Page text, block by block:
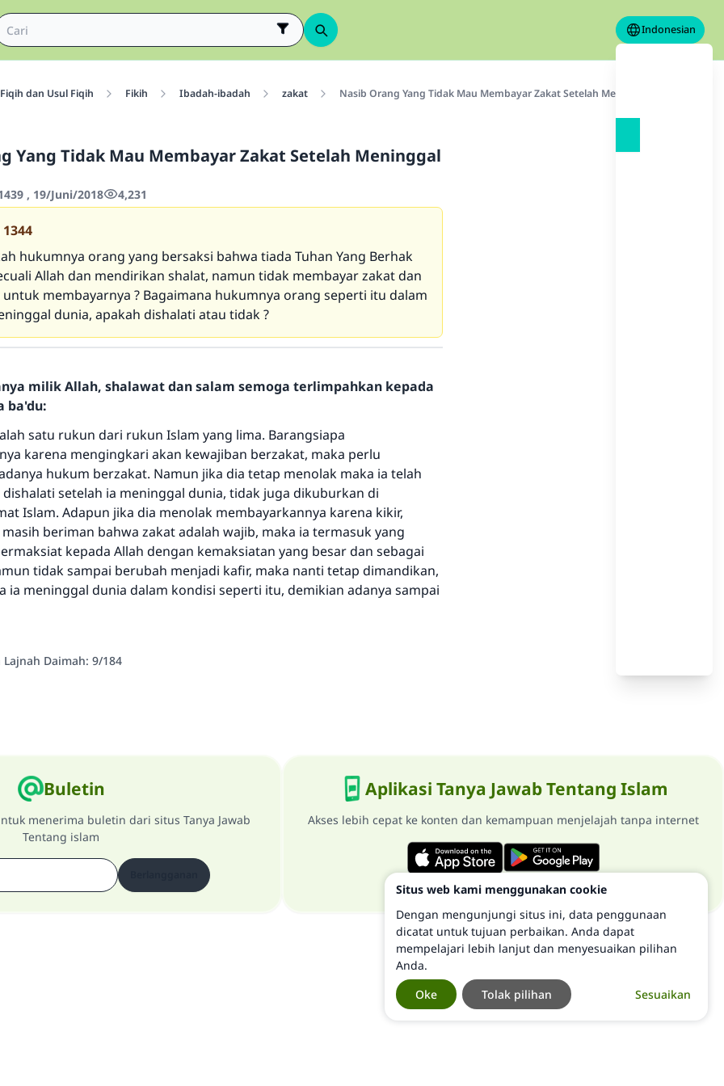
Indonesian
Fiqih dan Usul Fiqih Fikih Ibadah-ibadah zakat Nasib Orang Yang Tidak Mau Membayar Zakat Setelah Meninggal Dunia ?
Yang Tidak Mau Membayar Zakat Setelah Meninggal
, 19/Juni/2018 4,231
1344
hukumnya orang yang bersaksi bahwa tiada Tuhan Yang Berhak
Allah dan mendirikan shalat, namun tidak membayar zakat dan
untuk membayarnya ? Bagaimana hukumnya orang seperti itu dalam
dunia, apakah dishalati atau tidak ?
milik Allah, shalawat dan salam semoga terlimpahkan kepada
ba'du:
satu rukun dari rukun Islam yang lima. Barangsiapa
karena mengingkari akan kewajiban berzakat, maka perlu
hukum berzakat. Namun jika dia tetap menolak maka ia telah
dishalati setelah ia meninggal dunia, tidak juga dikuburkan di
Islam. Adapun jika dia menolak membayarkannya karena kikir,
masih beriman bahwa zakat adalah wajib, maka ia termasuk yang
kepada Allah dengan kemaksiatan yang besar dan sebagai
tidak sampai berubah menjadi kafir, maka nanti tetap dimandikan,
ia meninggal dunia dalam kondisi seperti itu, demikian adanya sampai
Lajnah Daimah: 9/184
Buletin
menerima buletin dari situs Tanya Jawab
Tentang islam
Aplikasi Tanya Jawab Tentang Islam
Akses lebih cepat ke konten dan kemampuan menjelajah tanpa internet
Jawaban no. 110845 menyelamatkan
pernikahan.
Bantu kami dalam memberikan jawaban untuk umat
Rasulullah ﷺ bersabda
"Siapa yang menunjukkan suatu kebaikan, meka dia akan
mendapatkan pahala yang sama dengan orang yang
melakukannya"
MUSLIM, 1893
Situs web kami menggunakan cookie
Dengan mengunjungi situs ini, data penggunaan
dicatat untuk tujuan perbaikan. Anda dapat
mempelajari lebih lanjut dan menyesuaikan pilihan
Anda.
Sesuaikan
Tolak pilihan
Oke